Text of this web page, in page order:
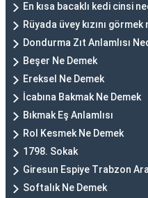
En kısa bacaklı kedi cinsi
Rüyada üvey kızını
Dondurma Zıt Anlamlısı
Beşer Ne Demek
Ereksel Ne Demek
İcabına Bakmak Ne Demek
Bıkmak Eş Anlamlısı
Rol Kesmek Ne Demek
1798. Sokak
Giresun Espiye Trabzon
Softalık Ne Demek